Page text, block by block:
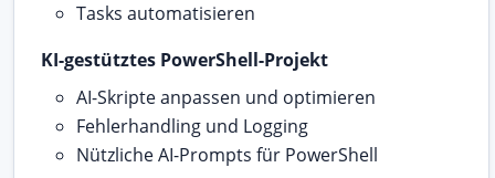
Tasks automatisieren
KI-gestütztes PowerShell-Projekt
AI-Skripte anpassen und optimieren
Fehlerhandling und Logging
Nützliche AI-Prompts für PowerShell